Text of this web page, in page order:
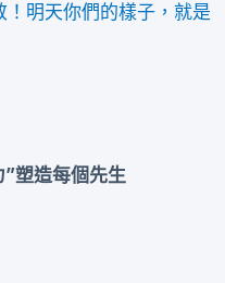
明天你們的樣子，就是
塑造每個先生